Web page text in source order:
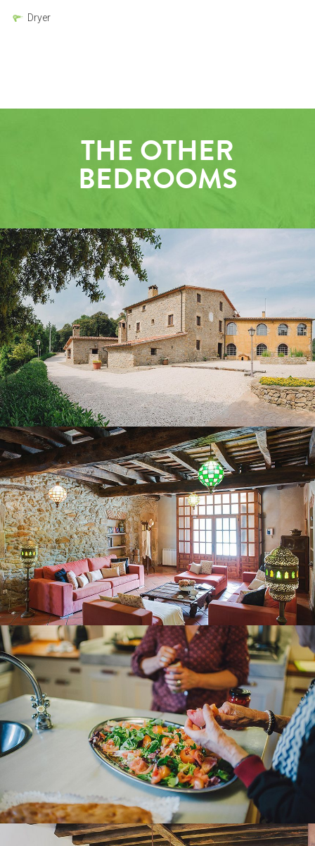
Dryer
THE OTHER
BEDROOMS
GROUND FLOOR LOUNGE
KITCHEN – DINING ROOM
DINING ROOM